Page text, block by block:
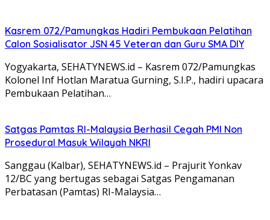
Kasrem 072/Pamungkas Hadiri Pembukaan Pelatihan
Calon Sosialisator JSN 45 Veteran dan Guru SMA DIY
Yogyakarta, SEHATYNEWS.id – Kasrem 072/Pamungkas
Kolonel Inf Hotlan Maratua Gurning, S.I.P., hadiri upacara
Pembukaan Pelatihan…
Satgas Pamtas RI-Malaysia Berhasil Cegah PMI Non
Prosedural Masuk Wilayah NKRI
Sanggau (Kalbar), SEHATYNEWS.id – Prajurit Yonkav
12/BC yang bertugas sebagai Satgas Pengamanan
Perbatasan (Pamtas) RI-Malaysia…